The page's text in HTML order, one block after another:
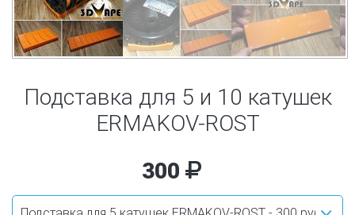
Подставка для 5 и 10 катушек
ERMAKOV-ROST
300